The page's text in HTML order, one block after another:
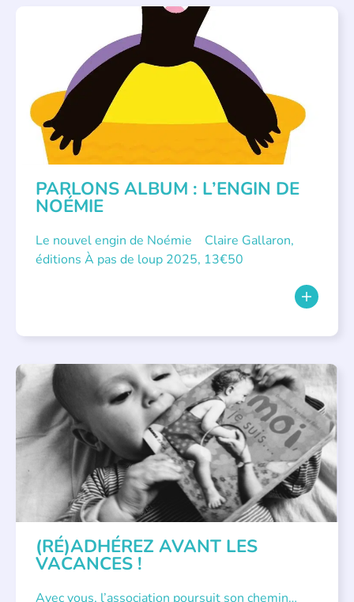
PARLONS ALBUM : L’ENGIN DE
NOÉMIE
Le nouvel engin de Noémie Claire Gallaron,
éditions À pas de loup 2025, 13€50
APPEL À SOUTIEN
(RÉ)ADHÉREZ AVANT LES
VACANCES !
Avec vous, l’association poursuit son chemin…